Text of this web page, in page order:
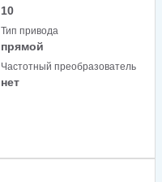
10
Тип привода
прямой
Частотный преобразователь
нет